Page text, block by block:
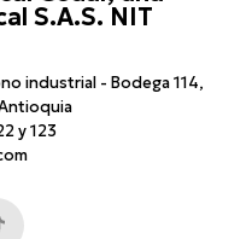
S.A.S. NIT
industrial - Bodega 114,
y 123